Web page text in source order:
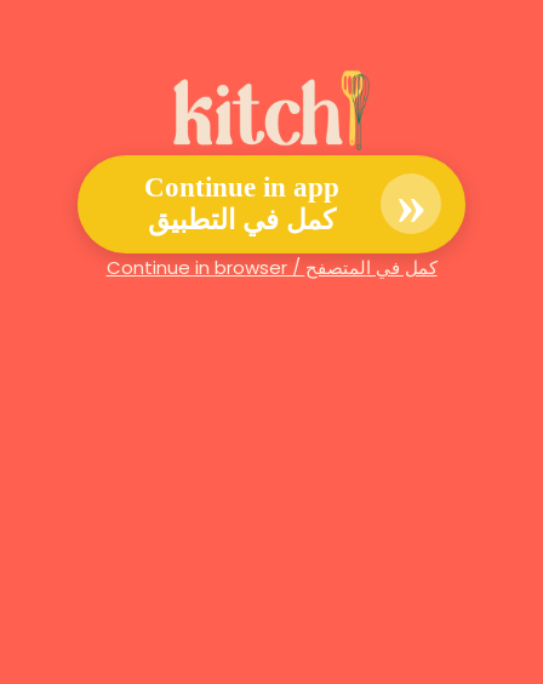
Continue in app
كمل في التطبيق
»
Continue in browser / كمل في المتصفح